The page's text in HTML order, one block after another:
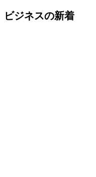
ビジネスの新着